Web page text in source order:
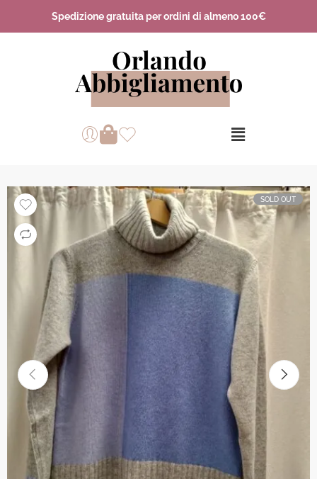
Spedizione gratuita per ordini di almeno 100€
SOLD OUT